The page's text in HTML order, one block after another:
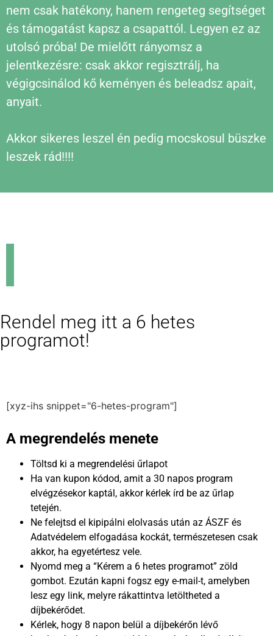
nem csak hatékony, hanem rengeteg segítséget
és támogatást kapsz a csapattól. Legyen ez az
utolsó próba! De mielőtt rányomsz a
jelentkezésre: csak akkor regisztrálj, ha
végigcsinálod kő keményen és beleadsz apait,
anyait.
Akkor sikeres leszel én pedig mocskosul büszke
leszek rád!!!!
Rendel meg itt a 6 hetes
programot!
[xyz-ihs snippet="6-hetes-program"]
A megrendelés menete
Töltsd ki a megrendelési űrlapot
Ha van kupon kódod, amit a 30 napos program
elvégzésekor kaptál, akkor kérlek írd be az űrlap
tetején.
Ne felejtsd el kipipálni elolvasás után az ÁSZF és
Adatvédelem elfogadása kockát, természetesen csak
akkor, ha egyetértesz vele.
Nyomd meg a “Kérem a 6 hetes programot” zöld
gombot. Ezután kapni fogsz egy e-mail-t, amelyben
lesz egy link, melyre rákattintva letöltheted a
díjbekérődet.
Kérlek, hogy 8 napon belül a díjbekérőn lévő